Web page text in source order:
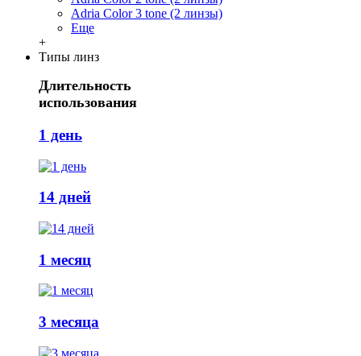
Adria Сolor 3 tone (2 линзы)
Еще
+
Типы линз
Длительность
использования
1 день
14 дней
1 месяц
3 месяца